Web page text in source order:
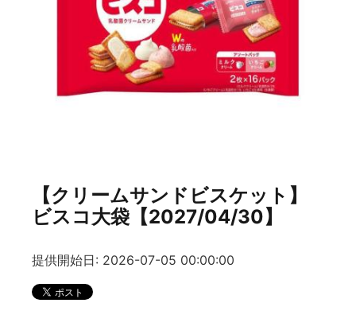
【クリームサンドビスケット】
ビスコ大袋【2027/04/30】
提供開始日: 2026-07-05 00:00:00